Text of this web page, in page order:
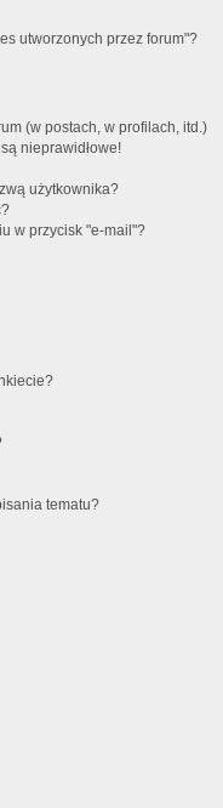
utworzonych przez forum"?
(w postach, w profilach, itd.)
nieprawidłowe!
użytkownika?
w przycisk "e-mail"?
tematu?